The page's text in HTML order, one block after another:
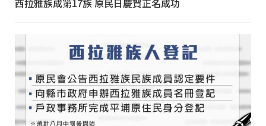
西拉雅族成第17族 原民日慶賀正名成功